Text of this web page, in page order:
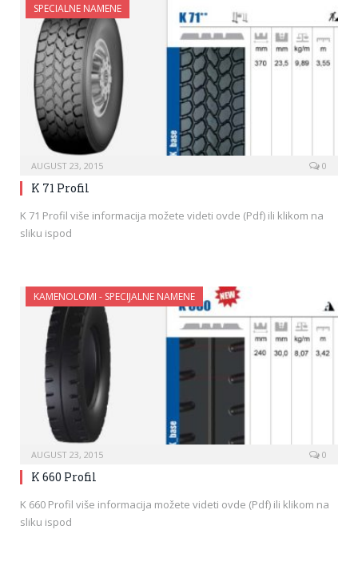
SPECIALNE NAMENE
AUGUST 23, 2015 0
K 71 Profil
K 71 Profil više informacija možete videti ovde (Pdf) ili klikom na
sliku ispod
KAMENOLOMI - SPECIJALNE NAMENE
AUGUST 23, 2015 0
K 660 Profil
K 660 Profil više informacija možete videti ovde (Pdf) ili klikom na
sliku ispod